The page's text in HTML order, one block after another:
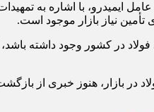
ایمیدرو، با اشاره به
نیاز بازار موجود است.
فولاد در کشور وجود
در بازار، هنوز خبری